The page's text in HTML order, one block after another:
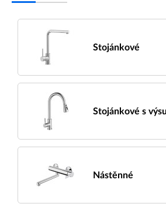
Stojánkové
Stojánkové s
Nástěnné